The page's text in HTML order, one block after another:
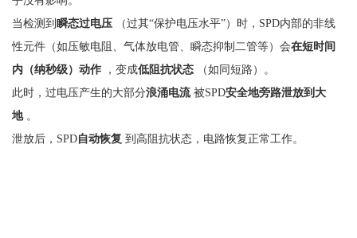
当检测到瞬态过电压 （过其“保护电压水平”）时，SPD内部的非线
性元件（如压敏电阻、气体放电管、瞬态抑制二管等）会在短时间
内（纳秒级）动作
，变成低阻抗状态
（如同短路）。
此时，过电压产生的大部分浪涌电流 被SPD安全地旁路泄放到大
地 。
泄放后， SPD自动恢复 到高阻抗状态，电路恢复正常工作。